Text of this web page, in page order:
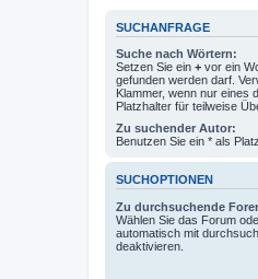
SUCHANFRAGE
Suche nach Wörtern:
Setzen Sie ein + vor ein
gefunden werden darf.
Klammer, wenn nur eines
Platzhalter für teilweise
Zu suchender Autor:
Benutzen Sie ein * als
SUCHOPTIONEN
Zu durchsuchende
Wählen Sie das Forum
automatisch mit
deaktivieren.